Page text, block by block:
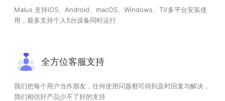
Malus 支持iOS、Android、macOS、Windows、TV多平台安装使
用，最多支持个人5台设备同时运行
全方位客服支持
我们把每个用户当作朋友，任何使用问题都可得到及时回复与解决，
我们相信好产品少不了好的支持